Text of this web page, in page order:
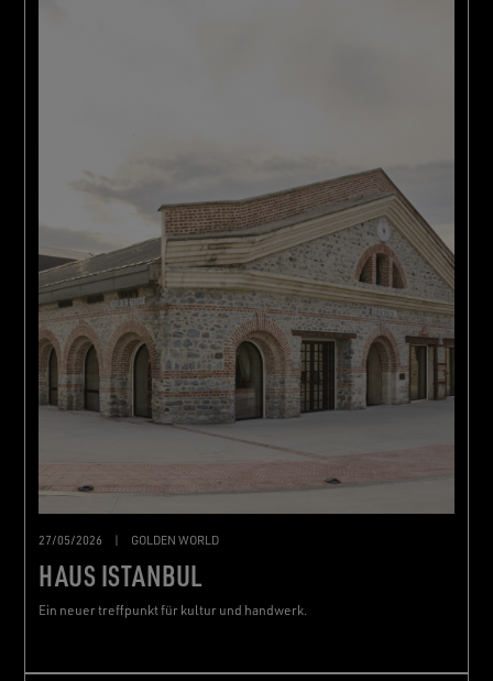
27/05/2026 | GOLDEN WORLD
HAUS ISTANBUL
Ein neuer treffpunkt für kultur und handwerk.